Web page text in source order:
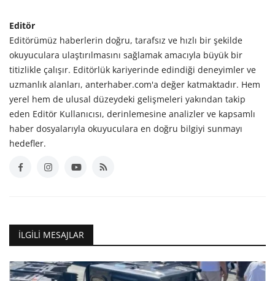
Editör
Editörümüz haberlerin doğru, tarafsız ve hızlı bir şekilde
okuyuculara ulaştırılmasını sağlamak amacıyla büyük bir
titizlikle çalışır. Editörlük kariyerinde edindiği deneyimler ve
uzmanlık alanları, anterhaber.com'a değer katmaktadır. Hem
yerel hem de ulusal düzeydeki gelişmeleri yakından takip
eden Editör Kullanıcısı, derinlemesine analizler ve kapsamlı
haber dosyalarıyla okuyuculara en doğru bilgiyi sunmayı
hedefler.
İLGILI MESAJLAR